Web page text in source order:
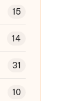
15
14
31
10